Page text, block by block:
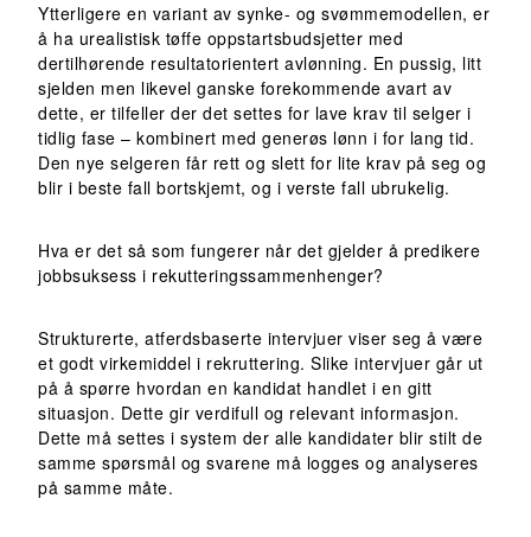
Ytterligere en variant av synke- og svømmemodellen, er
å ha urealistisk tøffe oppstartsbudsjetter med
dertilhørende resultatorientert avlønning. En pussig, litt
sjelden men likevel ganske forekommende avart av
dette, er tilfeller der det settes for lave krav til selger i
tidlig fase – kombinert med generøs lønn i for lang tid.
Den nye selgeren får rett og slett for lite krav på seg og
blir i beste fall bortskjemt, og i verste fall ubrukelig.
Hva er det så som fungerer når det gjelder å predikere
jobbsuksess i rekutteringssammenhenger?
Strukturerte, atferdsbaserte intervjuer viser seg å være
et godt virkemiddel i rekruttering. Slike intervjuer går ut
på å spørre hvordan en kandidat handlet i en gitt
situasjon. Dette gir verdifull og relevant informasjon.
Dette må settes i system der alle kandidater blir stilt de
samme spørsmål og svarene må logges og analyseres
på samme måte.